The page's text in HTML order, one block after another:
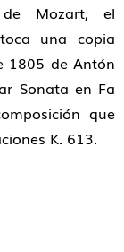
Mozart, el
una copia
1805 de Antón
Sonata en Fa
que
K. 613.